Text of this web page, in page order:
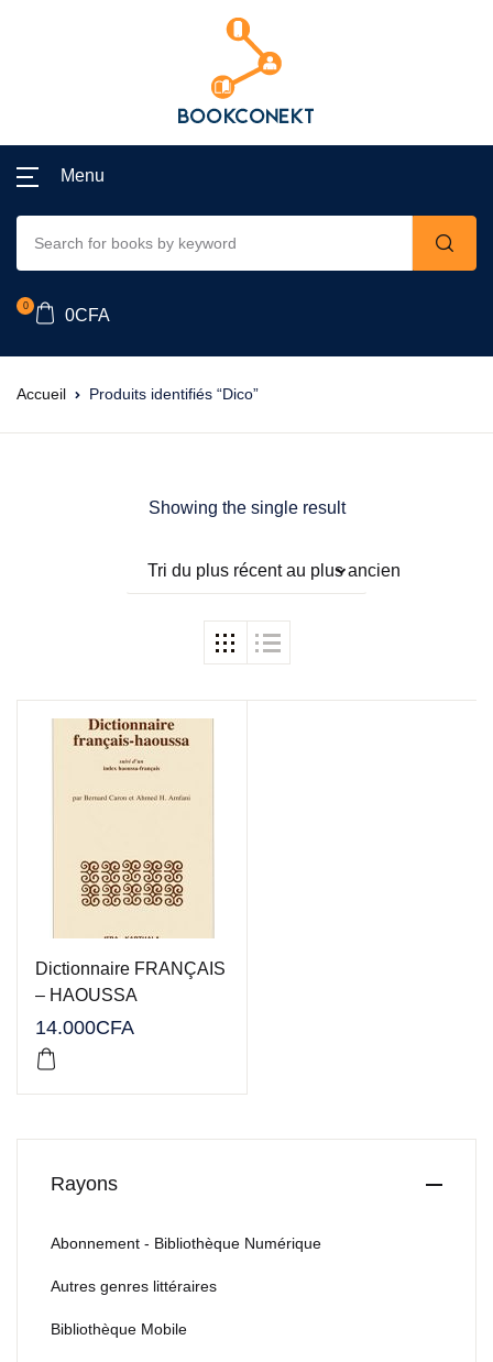
Menu
0
0CFA
Accueil Produits identifiés “Dico”
Showing the single result
Tri du plus récent au plus ancien
Dictionnaire FRANÇAIS
– HAOUSSA
14.000CFA
Rayons
Abonnement - Bibliothèque Numérique
Autres genres littéraires
Bibliothèque Mobile